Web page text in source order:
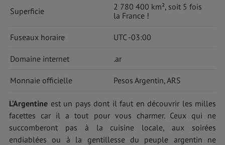
Superficie
2 780 400 km², soit 5 fois
la France !
Fuseaux horaire UTC -03:00
Domaine internet .ar
Monnaie officielle Pesos Argentin, ARS
L’Argentine est un pays dont il faut en découvrir les milles
facettes car il a tout pour vous charmer. Ceux qui ne
succomberont pas à la cuisine locale, aux soirées
endiablées ou à la gentillesse du peuple argentin ne